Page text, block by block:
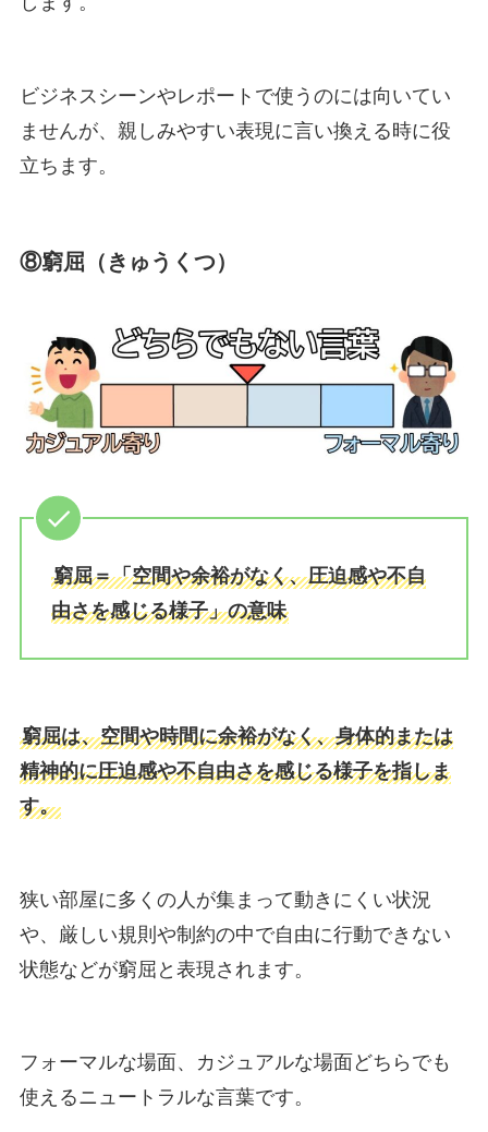
ビジネスシーンやレポートで使うのには向いてい
ませんが、親しみやすい表現に言い換える時に役
立ちます。
⑧窮屈（きゅうくつ）
窮屈＝「空間や余裕がなく、圧迫感や不自
由さを感じる様子」の意味
窮屈は、空間や時間に余裕がなく、身体的または
精神的に圧迫感や不自由さを感じる様子を指しま
す。
狭い部屋に多くの人が集まって動きにくい状況
や、厳しい規則や制約の中で自由に行動できない
状態などが窮屈と表現されます。
フォーマルな場面、カジュアルな場面どちらでも
使えるニュートラルな言葉です。